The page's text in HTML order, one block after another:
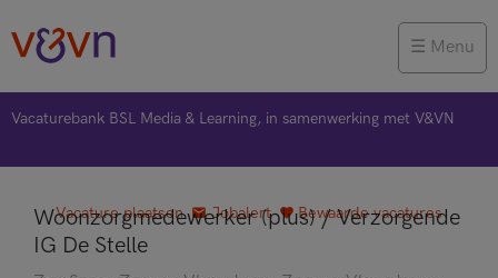
Menu
Vacaturebank BSL Media & Learning, in samenwerking met V&VN
Vacature plaatsen Jobalert Bewaarde vacatures
Woonzorgmedewerker (plus) / Verzorgende
IG De Stelle